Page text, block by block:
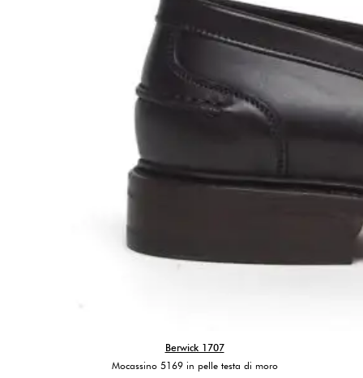
Berwick 1707
Mocassino 5169 in pelle testa di moro